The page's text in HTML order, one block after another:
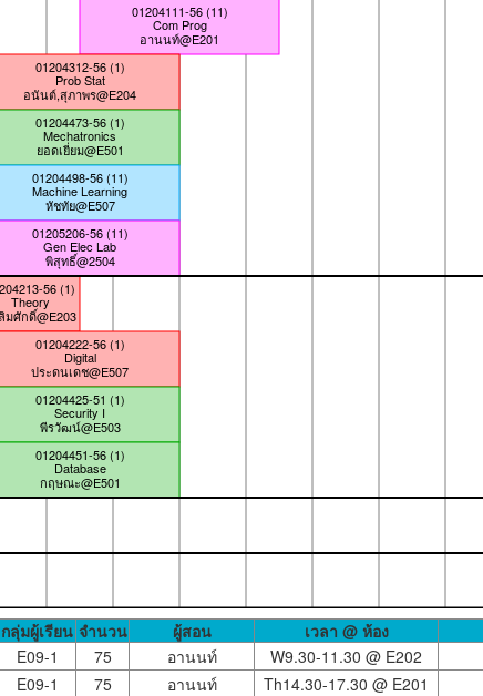
01204111-56 (11)
Com Prog
อานนท์@E201
56 (1)
Theory
มศักดิ์@E203
01204222-56 (1)
Digital
ประดนเดช@E507
01204312-56 (1)
Prob Stat
อนันต์,สุภาพร@E204
01204425-51 (1)
Security I
พีรวัฒน์@E503
01204451-56 (1)
Database
กฤษณะ@E501
01204473-56 (1)
Mechatronics
ยอดเยี่ยม@E501
01204498-56 (11)
Machine Learning
หัชทัย@E507
01205206-56 (11)
Gen Elec Lab
พิสุทธิ์@2504
กลุ่มผู้เรียน จำนวน ผู้สอน เวลา @ ห้อง
E09-1 75 อานนท์ W9.30-11.30 @ E202
E09-1 75 อานนท์ Th14.30-17.30 @ E201